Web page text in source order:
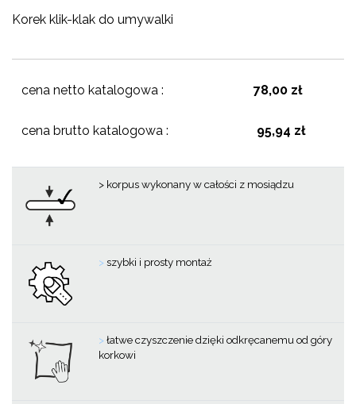
Korek klik-klak do umywalki
cena netto katalogowa : 78,00 zł
cena brutto katalogowa : 95,94 zł
> korpus wykonany w całości z mosiądzu
>szybki i prosty montaż
>łatwe czyszczenie dzięki odkręcanemu od góry
korkowi